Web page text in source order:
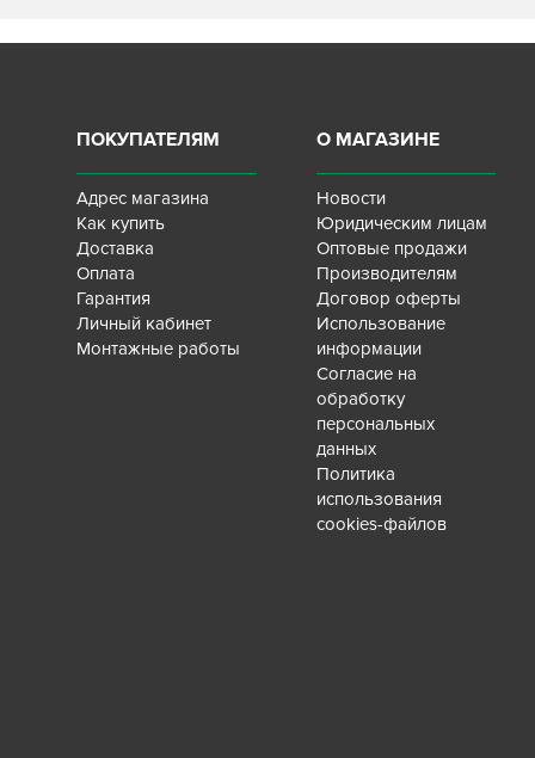
ПОКУПАТЕЛЯМ
Адрес магазина
Как купить
Доставка
Оплата
Гарантия
Личный кабинет
Монтажные работы
О МАГАЗИНЕ
Новости
Юридическим лицам
Оптовые продажи
Производителям
Договор оферты
Использование
информации
Согласие на
обработку
персональных
данных
Политика
использования
cookies-файлов